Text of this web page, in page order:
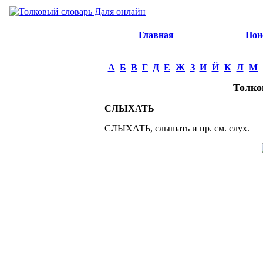
Главная
А Б В Г Д Е Ж З И Й К Л М
СЛЫХАТЬ
СЛЫХАТЬ, слышать и пр. см. слух.